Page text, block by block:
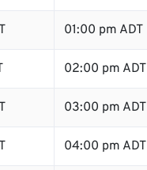
01:00 pm ADT
02:00 pm ADT
03:00 pm ADT
04:00 pm ADT